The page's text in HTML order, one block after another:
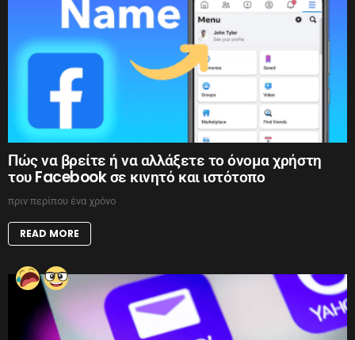
Πώς να βρείτε ή να αλλάξετε το όνομα χρήστη
του Facebook σε κινητό και ιστότοπο
πριν περίπου ένα χρόνο
READ MORE